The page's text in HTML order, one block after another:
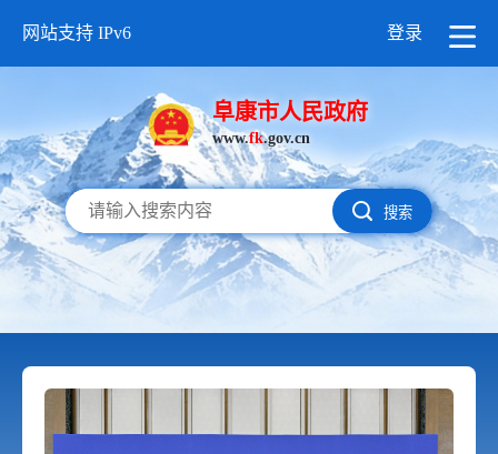
网站支持 IPv6 登录
阜康市人民政府
www.fk.gov.cn
搜索